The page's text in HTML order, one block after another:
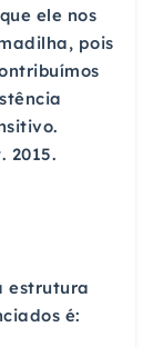
ele nos
pois
2015.
estrutura
é: